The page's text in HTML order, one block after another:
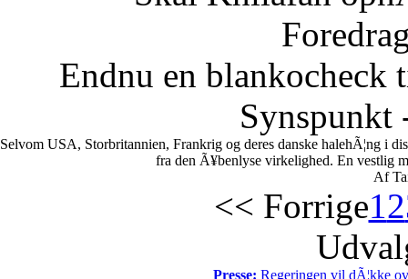
Endnu en blankocheck
Synspunkt
Selvom USA, Storbritannien, Frankrig og deres danske halehÃ¦ng i
fra den Ã¥benlyse virkelighed. En vestlig
Af
<< Forrige12
Presse: Regeringen vil dÃ¦kke